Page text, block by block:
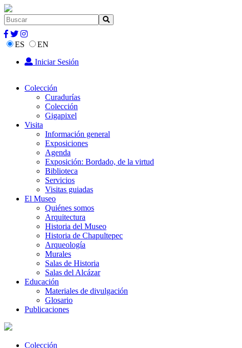
ES
EN
Iniciar Sesión
Colección
Curadurías
Colección
Gigapixel
Visita
Información general
Exposiciones
Agenda
Exposición: Bordado, de la virtud
Biblioteca
Servicios
Visitas guiadas
El Museo
Quiénes somos
Arquitectura
Historia del Museo
Historia de Chapultepec
Arqueología
Murales
Salas de Historia
Salas del Alcázar
Educación
Materiales de divulgación
Glosario
Publicaciones
Colección